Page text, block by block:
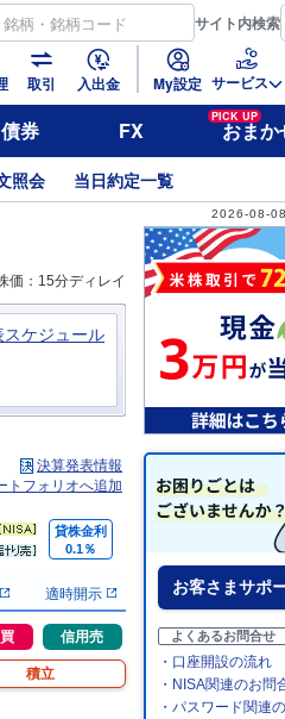
サイト内検索
取引 入出金 My設定 サービス
債券 FX
PICK UP
おまか
照会 当日約定一覧
2026-08-
価：15分ディレイ
スケジュール
決算発表情報
トフォリオへ追加
貸株金利
0.1％
適時開示
信用売
積立
お客さまサポ
よくあるお問合せ
・口座開設の流れ
・NISA関連のお問
・パスワード関連